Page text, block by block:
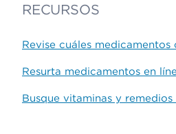
RECURSOS
Revise cuáles medicamentos
Resurta medicamentos en
Busque vitaminas y remedios